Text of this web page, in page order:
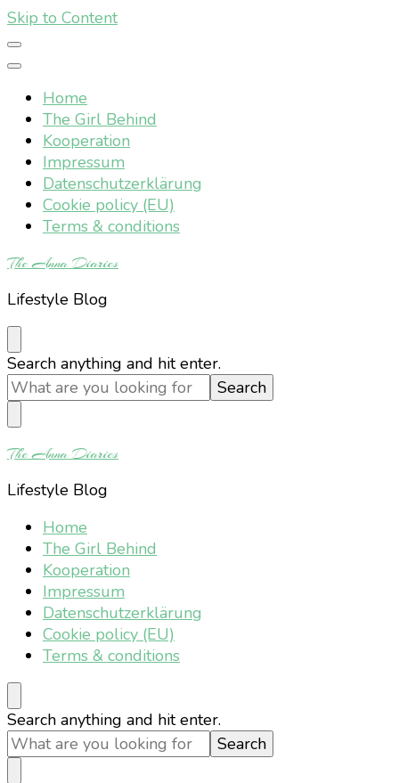
Skip to Content
Home
The Girl Behind
Kooperation
Impressum
Datenschutzerklärung
Cookie policy (EU)
Terms & conditions
The Anna Diaries
Lifestyle Blog
Looking
for
Something?
Search anything and hit enter.
The Anna Diaries
Lifestyle Blog
Home
The Girl Behind
Kooperation
Impressum
Datenschutzerklärung
Cookie policy (EU)
Terms & conditions
Looking
for
Something?
Search anything and hit enter.